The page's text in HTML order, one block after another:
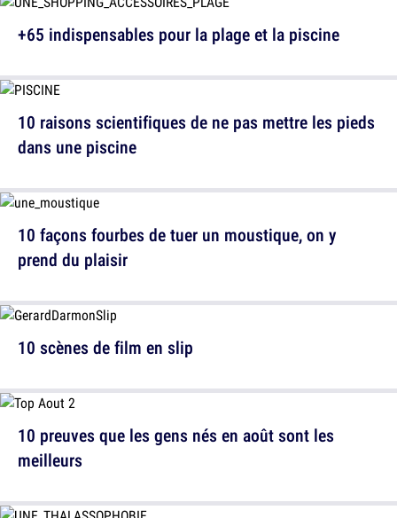
+65 indispensables pour la plage et la piscine
10 façons fourbes de tuer un moustique, on y
prend du plaisir
10 preuves que les gens nés en août sont les
meilleurs
10 raisons scientifiques de ne pas mettre les pieds
dans une piscine
10 scènes de film en slip